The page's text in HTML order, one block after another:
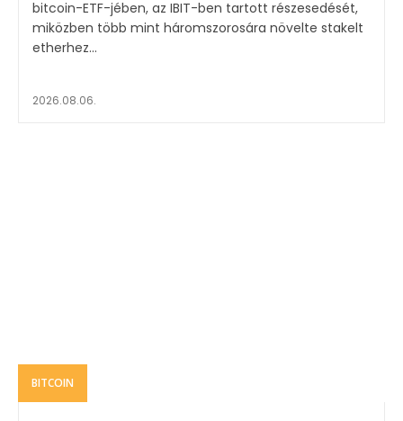
bitcoin-ETF-jében, az IBIT-ben tartott részesedését,
miközben több mint háromszorosára növelte stakelt
etherhez...
2026.08.06.
BITCOIN